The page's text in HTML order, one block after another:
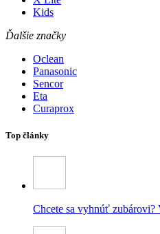
Kids
Ďalšie značky
Oclean
Panasonic
Sencor
Eta
Curaprox
Top články
Chcete sa vyhnúť zubárovi?